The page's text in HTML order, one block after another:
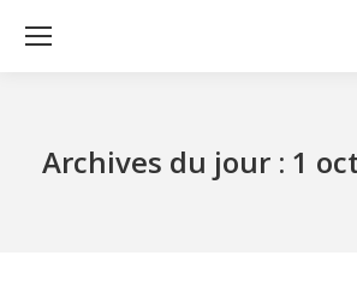
Archives du jour : 1